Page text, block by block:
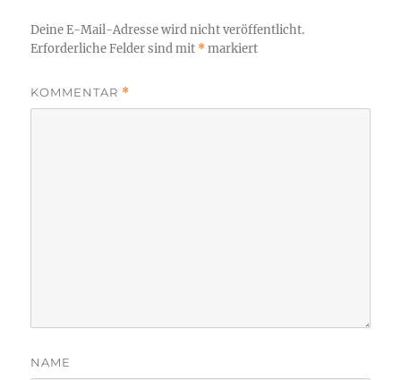
Deine E-Mail-Adresse wird nicht veröffentlicht.
Erforderliche Felder sind mit *markiert
KOMMENTAR *
NAME